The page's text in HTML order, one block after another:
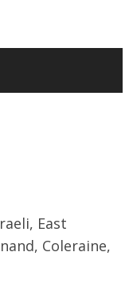
East
Coleraine,